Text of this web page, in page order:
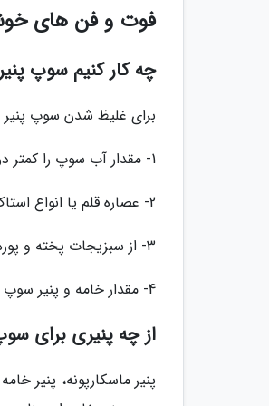
فوت و فن های
چه کار کنیم سوپ
برای غلیظ شدن سوپ پنیر
1- مقدار آب سوپ را کمتر در نظر بگیرید.
2- عصاره قلم یا انواع استاک مرغ، گوشت یا سبزیجات را جایگزین آب کنید.
3- از سبزیجات پخته و پوره شده در سوپ بهره ببرید.
4- مقدار خامه و پنیر سوپ را کمی بیشتر در نظر بگیرید.
از چه پنیری برای
پنیر ماسکارپونه، پنیر